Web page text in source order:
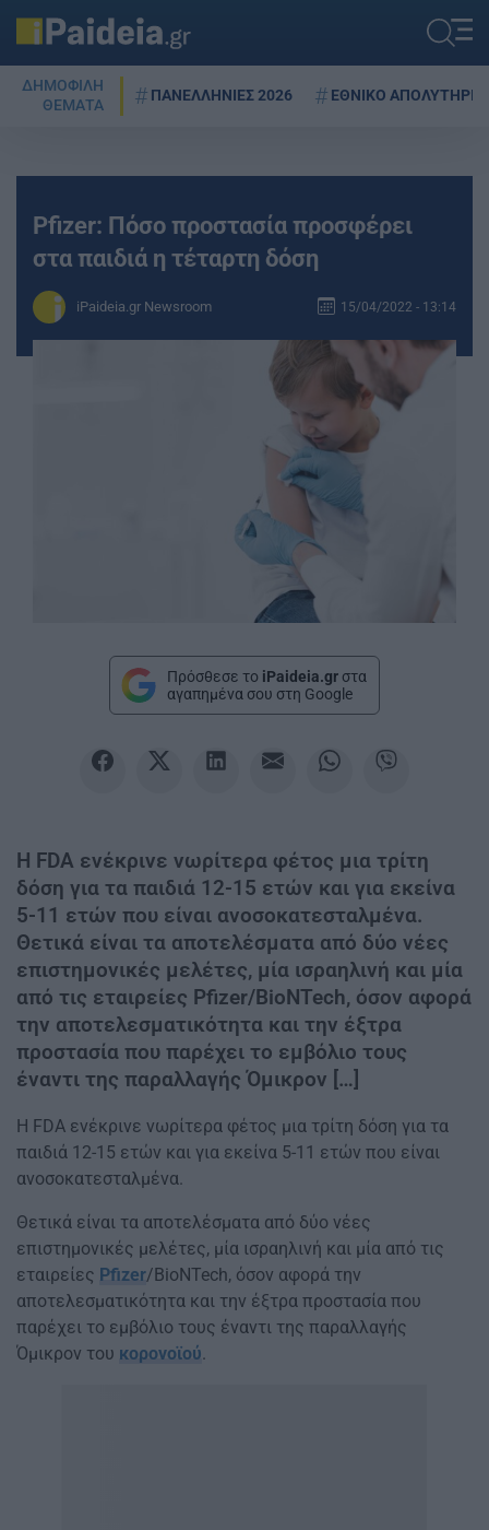
ΔΗΜΟΦΙΛΗ
ΘΕΜΑΤΑ
ΠΑΝΕΛΛΗΝΙΕΣ 2026 ΕΘΝΙΚΟ ΑΠΟΛΥΤΗΡΙΟ
Pfizer: Πόσο προστασία προσφέρει
στα παιδιά η τέταρτη δόση
iPaideia.gr Newsroom 15/04/2022 - 13:14
Πρόσθεσε το iPaideia.gr στα
αγαπημένα σου στη Google
Η FDA ενέκρινε νωρίτερα φέτος μια τρίτη
δόση για τα παιδιά 12-15 ετών και για εκείνα
5-11 ετών που είναι ανοσοκατεσταλμένα.
Θετικά είναι τα αποτελέσματα από δύο νέες
επιστημονικές μελέτες, μία ισραηλινή και μία
από τις εταιρείες Pfizer/BioNTech, όσον αφορά
την αποτελεσματικότητα και την έξτρα
προστασία που παρέχει το εμβόλιο τους
έναντι της παραλλαγής Όμικρον […]
Η FDA ενέκρινε νωρίτερα φέτος μια τρίτη δόση για τα
παιδιά 12-15 ετών και για εκείνα 5-11 ετών που είναι
ανοσοκατεσταλμένα.
Θετικά είναι τα αποτελέσματα από δύο νέες
επιστημονικές μελέτες, μία ισραηλινή και μία από τις
εταιρείες Pfizer/BioNTech, όσον αφορά την
αποτελεσματικότητα και την έξτρα προστασία που
παρέχει το εμβόλιο τους έναντι της παραλλαγής
Όμικρον του κορονοϊού.